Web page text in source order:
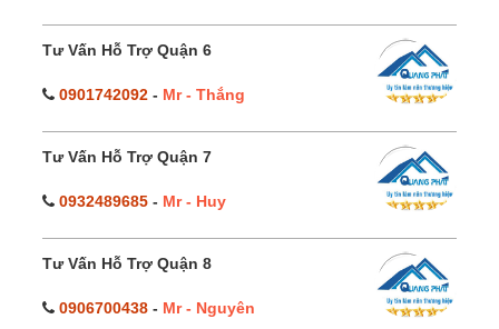
Tư Vấn Hỗ Trợ Quận 6
0901742092 - Mr - Thắng
Tư Vấn Hỗ Trợ Quận 7
0932489685 - Mr - Huy
Tư Vấn Hỗ Trợ Quận 8
0906700438 - Mr - Nguyên